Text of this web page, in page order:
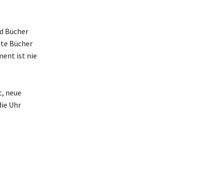
Bücher
Bücher
ist nie
neue
Uhr